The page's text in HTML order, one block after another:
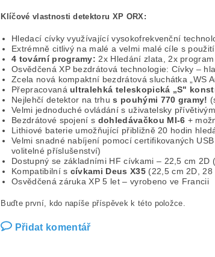
Klíčové vlastnosti detektoru XP ORX:
Hledací cívky využívající vysokofrekvenční
Extrémně citlivý na malé a velmi malé cíle s
4 tovární programy: 2x Hledání zlata, 2x
Osvědčená XP bezdrátová technologie: Cívky –
Zcela nová kompaktní bezdrátová sluchátka „WS
Přepracovaná ultralehká teleskopická „S"
Nejlehčí detektor na trhu s pouhými 770 gramy!
Velmi jednoduché ovládání s uživatelsky
Bezdrátové spojení s dohledávačkou MI-6 +
Lithiové baterie umožňující přibližně 20 hodin
Velmi snadné nabíjení pomocí certifikovaných
volitelné příslušenství)
Dostupný se základními HF cívkami – 22,5 cm
Kompatibilní s cívkami Deus X35 (22,5 cm 2D,
Osvědčená záruka XP 5 let – vyrobeno ve Francii
Buďte první, kdo napíše příspěvek k této položce.
Přidat komentář